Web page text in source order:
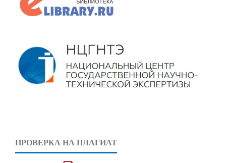
ПРОВЕРКА НА ПЛАГИАТ